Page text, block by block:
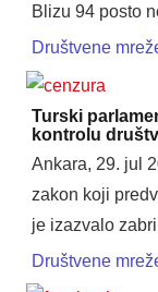
Blizu 94 posto
Društvene
Turski
kontrolu
Ankara, 29. jul
zakon koji
je izazvalo
Društvene